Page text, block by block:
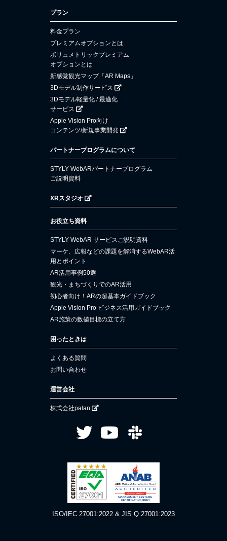
プラン
料金プラン
プレミアムオプションとは
ボリュメトリックプレミアム
オプションとは
新感覚観光マップ「AR Maps」
3Dモデル制作サービス
3Dモデル軽量化 / 最適化
サービス
Apple Vision Pro向け
コンテンツ/新規事業開発
パートナープログラムについて
STYLY WebARパートナープログラム
ご説明資料
XRスタジオ
お役立ち資料
STYLY WebAR サービスご説明資料
マーケ、広報などの課題を解消するWebAR活
用とポイント
AR活用事例50選
観光・まちづくりでのAR活用
初心者向け！ARの超基本ガイドブック
Apple Vision Pro ビジネス活用ガイドブック
AR施策の数値目標の立て方
困ったときは
よくある質問
お問い合わせ
運営会社
株式会社palan
ISO/IEC 27001:2022 & JIS Q 27001:2023